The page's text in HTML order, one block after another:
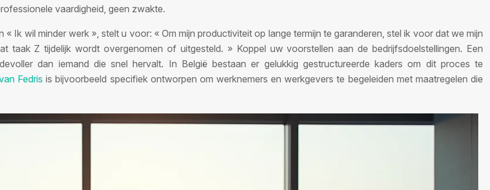
vaardigheid, geen zwakte.
Ik wil minder werk », stelt u voor: « Om mijn productiviteit op lange termijn te garanderen, stel ik voor dat we mijn
Z tijdelijk wordt overgenomen of uitgesteld. » Koppel uw voorstellen aan de bedrijfsdoelstellingen. Een
dan iemand die snel hervalt. In België bestaan er gelukkig gestructureerde kaders om dit proces te
Fedris is bijvoorbeeld specifiek ontworpen om werknemers en werkgevers te begeleiden met maatregelen die